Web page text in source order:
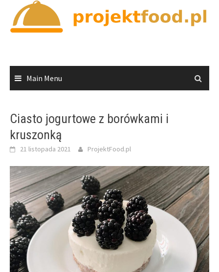
content
Main Menu
Ciasto jogurtowe z borówkami i
kruszonką
21 listopada 2021 ProjektFood.pl